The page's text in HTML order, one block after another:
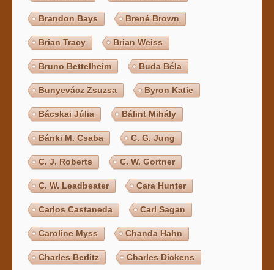
Brandon Bays Brené Brown
Brian Tracy Brian Weiss
Bruno Bettelheim Buda Béla
Bunyevácz Zsuzsa Byron Katie
Bácskai Júlia Bálint Mihály
Bánki M. Csaba C. G. Jung
C. J. Roberts C. W. Gortner
C. W. Leadbeater Cara Hunter
Carlos Castaneda Carl Sagan
Caroline Myss Chanda Hahn
Charles Berlitz Charles Dickens